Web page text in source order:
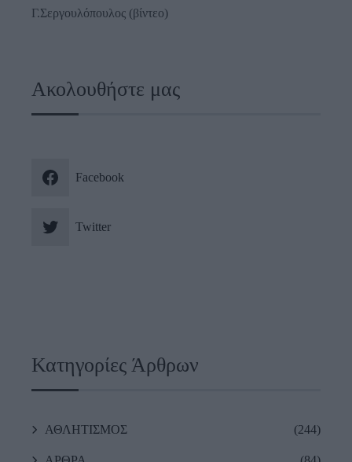
Γ.Σεργουλόπουλος (βίντεο)
Ακολουθήστε μας
Facebook
Twitter
Κατηγορίες Άρθρων
ΑΘΛΗΤΙΣΜΟΣ (244)